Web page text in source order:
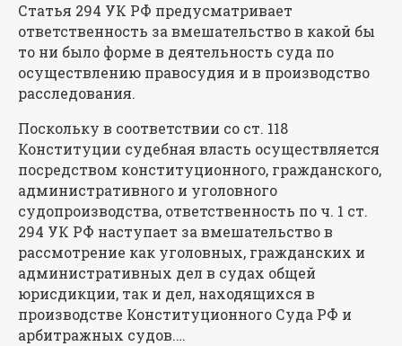
Статья 294 УК РФ предусматривает
ответственность за вмешательство в какой бы
то ни было форме в деятельность суда по
осуществлению правосудия и в производство
расследования.
Поскольку в соответствии со ст. 118
Конституции судебная власть осуществляется
посредством конституционного, гражданского,
административного и уголовного
судопроизводства, ответственность по ч. 1 ст.
294 УК РФ наступает за вмешательство в
рассмотрение как уголовных, гражданских и
административных дел в судах общей
юрисдикции, так и дел, находящихся в
производстве Конституционного Суда РФ и
арбитражных судов.…